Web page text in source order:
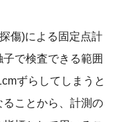
傷)による固定点計
で検査できる範囲
ずらしてしまうと
ことから、計測の